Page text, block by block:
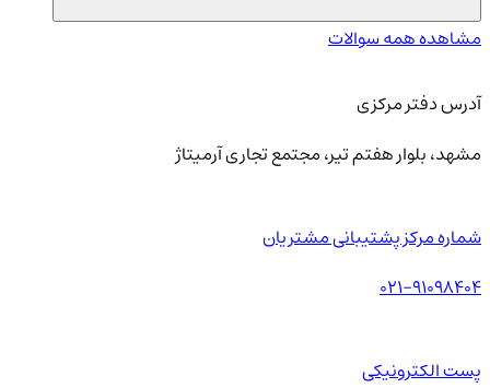
مشاهده همه سوالات
آدرس دفتر مرکزی
مشهد، بلوار هفتم تیر، مجتمع تجاری آرمیتاژ
شماره مرکز پشتیبانی مشتریان
021-91098404
پست الکترونیکی